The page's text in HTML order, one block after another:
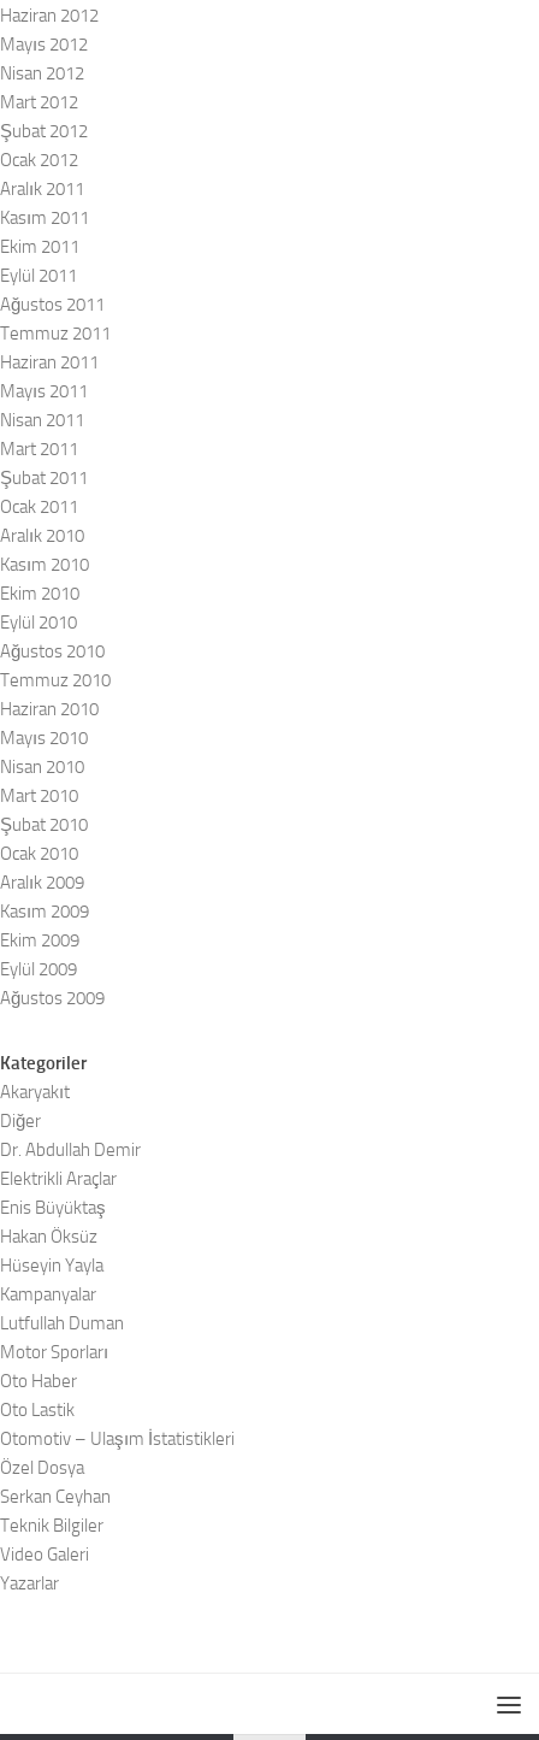
Haziran 2012
Mayıs 2012
Nisan 2012
Mart 2012
Şubat 2012
Ocak 2012
Aralık 2011
Kasım 2011
Ekim 2011
Eylül 2011
Ağustos 2011
Temmuz 2011
Haziran 2011
Mayıs 2011
Nisan 2011
Mart 2011
Şubat 2011
Ocak 2011
Aralık 2010
Kasım 2010
Ekim 2010
Eylül 2010
Ağustos 2010
Temmuz 2010
Haziran 2010
Mayıs 2010
Nisan 2010
Mart 2010
Şubat 2010
Ocak 2010
Aralık 2009
Kasım 2009
Ekim 2009
Eylül 2009
Ağustos 2009
Kategoriler
Akaryakıt
Diğer
Dr. Abdullah Demir
Elektrikli Araçlar
Enis Büyüktaş
Hakan Öksüz
Hüseyin Yayla
Kampanyalar
Lutfullah Duman
Motor Sporları
Oto Haber
Oto Lastik
Otomotiv – Ulaşım İstatistikleri
Özel Dosya
Serkan Ceyhan
Teknik Bilgiler
Video Galeri
Yazarlar